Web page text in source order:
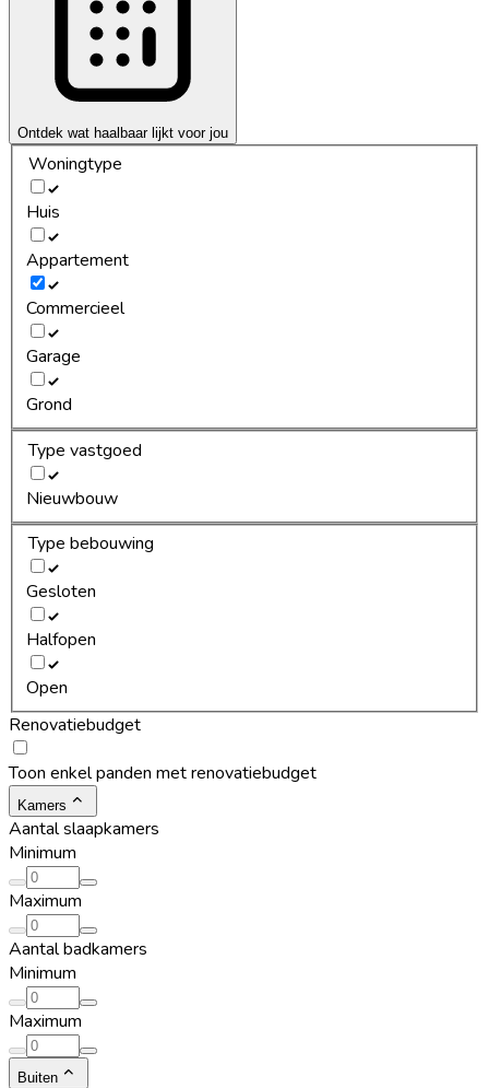
Ontdek wat haalbaar lijkt voor jou
Woningtype
Huis
Appartement
Commercieel
Garage
Grond
Type vastgoed
Nieuwbouw
Type bebouwing
Gesloten
Halfopen
Open
Renovatiebudget
Toon enkel panden met renovatiebudget
Kamers
Aantal slaapkamers
Minimum
Maximum
Aantal badkamers
Minimum
Maximum
Buiten